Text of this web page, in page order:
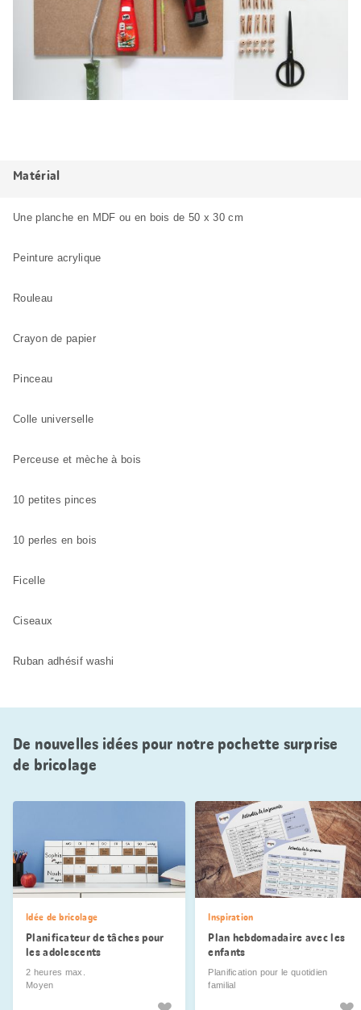
Matérial
Une planche en MDF ou en bois de 50 x 30 cm
Peinture acrylique
Rouleau
Crayon de papier
Pinceau
Colle universelle
Perceuse et mèche à bois
10 petites pinces
10 perles en bois
Ficelle
Ciseaux
Ruban adhésif washi
De nouvelles idées pour notre pochette surprise
de bricolage
Idée de bricolage
Planificateur de tâches pour
les adolescents
2 heures max.
Moyen
Inspiration
Plan hebdomadaire avec les
enfants
Planification pour le quotidien
familial